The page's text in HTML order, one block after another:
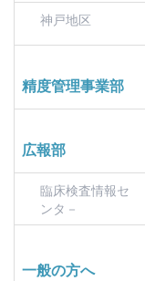
神戸地区
精度管理事業部
広報部
臨床検査情報セ
ンタ－
一般の方へ